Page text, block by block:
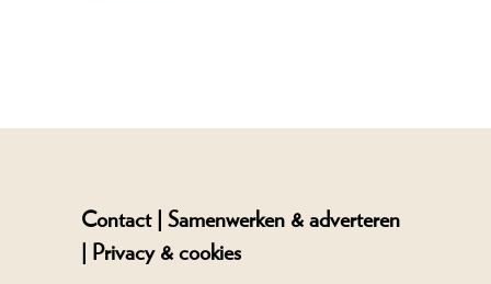
Contact | Samenwerken & adverteren
| Privacy & cookies